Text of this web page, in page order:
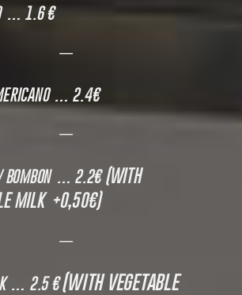
… 1.6 €
—
… 2.4€
—
/ BOMBON … 2.2€(WITH
MILK +0,50€)
—
… 2.5 €(WITH VEGETABLE